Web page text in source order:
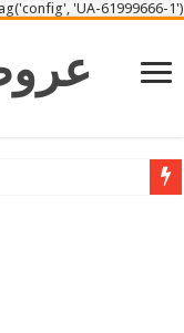
'UA-61999666-1');